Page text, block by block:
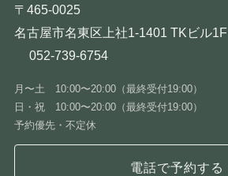
〒465-0025
名古屋市名東区上社1-1401 TKビル1F
052-739-6754
月〜土 10:00〜20:00（最終受付19:00）
日・祝 10:00〜20:00（最終受付19:00）
予約優先・不定休
電話で予約する